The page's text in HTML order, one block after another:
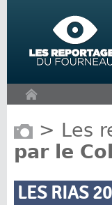
> Les
par le
LES RIAS